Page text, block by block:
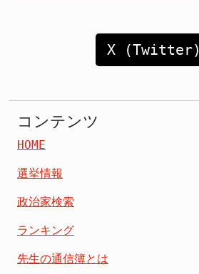
X (Twitter)
コンテンツ
HOME
選挙情報
政治家検索
ランキング
先生の通信簿とは